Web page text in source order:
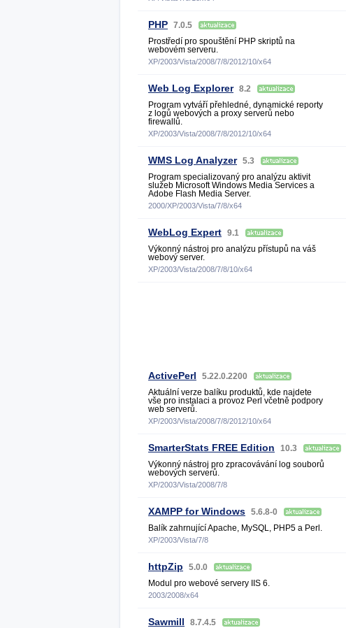
PHP 7.0.5
Prostředí pro spouštění PHP skriptů na
webovém serveru.
XP/2003/Vista/2008/7/8/2012/10/x64
Web Log Explorer 8.2
Program vytváří přehledné, dynamické reporty
z logů webových a proxy serverů nebo
firewallů.
XP/2003/Vista/2008/7/8/2012/10/x64
WMS Log Analyzer 5.3
Program specializovaný pro analýzu aktivit
služeb Microsoft Windows Media Services a
Adobe Flash Media Server.
2000/XP/2003/Vista/7/8/x64
WebLog Expert 9.1
Výkonný nástroj pro analýzu přístupů na váš
webový server.
XP/2003/Vista/2008/7/8/10/x64
ActivePerl
5.22.0.2200
Aktuální verze balíku produktů, kde najdete
vše pro instalaci a provoz Perl včetně podpory
web serverů.
XP/2003/Vista/2008/7/8/2012/10/x64
SmarterStats FREE Edition
10.3
Výkonný nástroj pro zpracovávání log souborů
webových serverů.
XP/2003/Vista/2008/7/8
XAMPP for Windows 5.6.8-0
Balík zahrnující Apache, MySQL, PHP5 a Perl.
XP/2003/Vista/7/8
httpZip
5.0.0
Modul pro webové servery IIS 6.
2003/2008/x64
Sawmill
8.7.4.5